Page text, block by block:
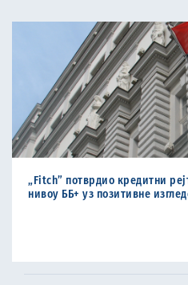
„Fitch” потврдио кредитни
нивоу ББ+ уз позитивне